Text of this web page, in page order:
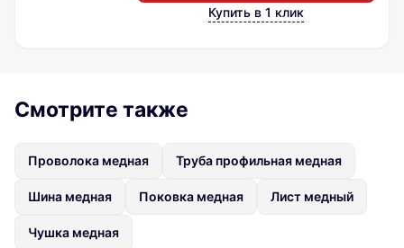
Купить в 1 клик
Смотрите также
Проволока медная Труба профильная медная
Шина медная Поковка медная Лист медный
Чушка медная